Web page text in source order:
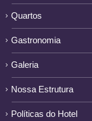
Quartos
Gastronomia
Galeria
Nossa Estrutura
Políticas do Hotel